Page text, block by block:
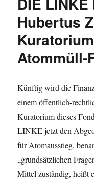
Hubertus
Atommüll-
Künftig wird die
einem öffentlich-
Kuratorium dieses
LINKE jetzt den
für Atomausstieg,
„grundsätzlichen
Mittel zuständig, heißt